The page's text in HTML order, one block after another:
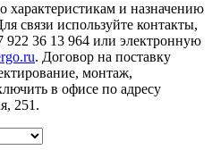
и назначению
связи используйте контакты,
922 36 13 964 или электронную
. Договор на поставку
монтаж,
в офисе по адресу
251.